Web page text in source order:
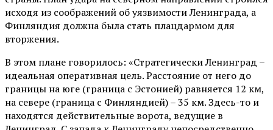
исходя из соображений об уязвимости Ленинграда, а
Финляндия должна была стать плацдармом для
вторжения.
В этом плане говорилось: «Стратегически Ленинград –
идеальная оперативная цель. Расстояние от него до
границы на юге (граница с Эстонией) равняется 12 км,
на севере (граница с Финляндией) – 35 км. Здесь-то и
находятся действительные ворота, ведущие в